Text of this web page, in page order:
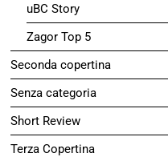
uBC Story
Zagor Top 5
Seconda copertina
Senza categoria
Short Review
Terza Copertina